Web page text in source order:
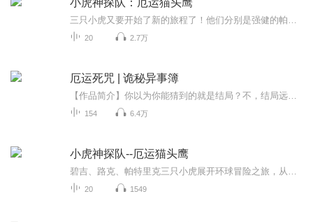
20 2.7万
厄运死咒 | 诡秘异事簿
154 6.4万
小虎神探队--厄运猫头鹰
20 1549